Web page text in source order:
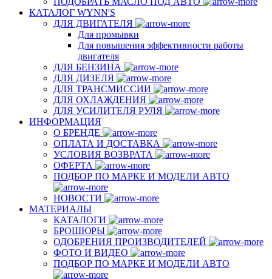
КАТАЛОГ WYNN'S
ДЛЯ ДВИГАТЕЛЯ
Для промывки
Для повышения эффективности работы
двигателя
ДЛЯ БЕНЗИНА
ДЛЯ ДИЗЕЛЯ
ДЛЯ ТРАНСМИССИИ
ДЛЯ ОХЛАЖДЕНИЯ
ДЛЯ УСИЛИТЕЛЯ РУЛЯ
ИНФОРМАЦИЯ
О БРЕНДЕ
ОПЛАТА И ДОСТАВКА
УСЛОВИЯ ВОЗВРАТА
ОФЕРТА
ПОДБОР ПО МАРКЕ И МОДЕЛИ АВТО
НОВОСТИ
МАТЕРИАЛЫ
КАТАЛОГИ
БРОШЮРЫ
ОДОБРЕНИЯ ПРОИЗВОДИТЕЛЕЙ
ФОТО И ВИДЕО
ПОДБОР ПО МАРКЕ И МОДЕЛИ АВТО